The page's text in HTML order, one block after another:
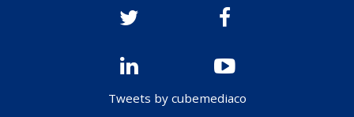
Tweets by cubemediaco